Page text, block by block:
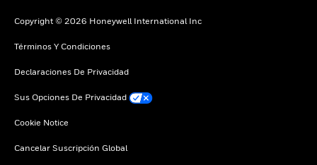
Copyright © 2026 Honeywell International Inc
Términos Y Condiciones
Declaraciones De Privacidad
Sus Opciones De Privacidad
Cookie Notice
Cancelar Suscripción Global